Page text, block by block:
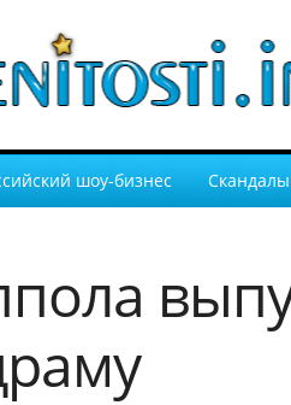
шоу-бизнес Скандалы